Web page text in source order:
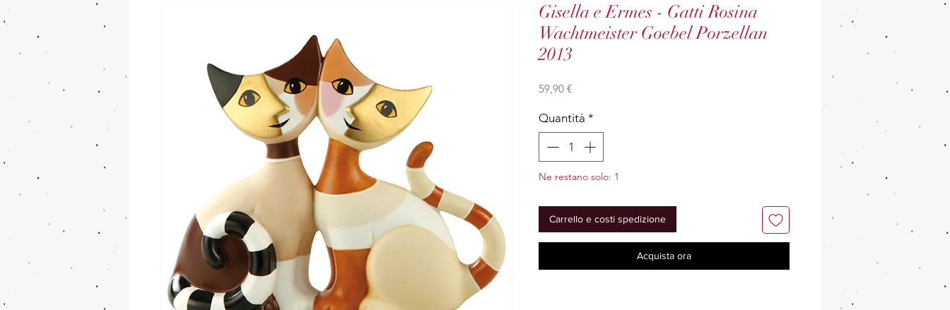
Gisella e Ermes - Gatti Rosina
Wachtmeister Goebel Porzellan
2013
59,90 €Prezzo
Quantità *
Ne restano solo: 1
Carrello e costi spedizione
Acquista ora